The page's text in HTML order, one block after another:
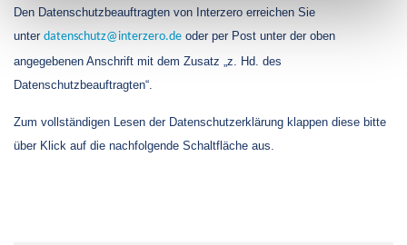
Den Datenschutzbeauftragten von Interzero erreichen Sie
unter datenschutz@interzero.de oder per Post unter der oben
angegebenen Anschrift mit dem Zusatz „z. Hd. des
Datenschutzbeauftragten“.
Zum vollständigen Lesen der Datenschutzerklärung klappen diese bitte
über Klick auf die nachfolgende Schaltfläche aus.